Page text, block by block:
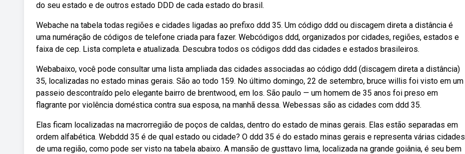
do seu estado e de outros estado DDD de cada estado do brasil.
Webache na tabela todas regiões e cidades ligadas ao prefixo ddd 35. Um código ddd ou discagem direta a distância é
uma numéração de códigos de telefone criada para fazer. Webcódigos ddd, organizados por cidades, regiões, estados e
faixa de cep. Lista completa e atualizada. Descubra todos os códigos ddd das cidades e estados brasileiros.
Webabaixo, você pode consultar uma lista ampliada das cidades associadas ao código ddd (discagem direta a distância)
35, localizadas no estado minas gerais. São ao todo 159. No último domingo, 22 de setembro, bruce willis foi visto em um
passeio descontraído pelo elegante bairro de brentwood, em los. São paulo — um homem de 35 anos foi preso em
flagrante por violência doméstica contra sua esposa, na manhã dessa. Webessas são as cidades com ddd 35.
Elas ficam localizadas na macrorregião de poços de caldas, dentro do estado de minas gerais. Elas estão separadas em
ordem alfabética. Webddd 35 é de qual estado ou cidade? O ddd 35 é do estado minas gerais e representa várias cidades
de uma região, como pode ser visto na tabela abaixo. A mansão de gusttavo lima, localizada na grande goiânia, é seu bem